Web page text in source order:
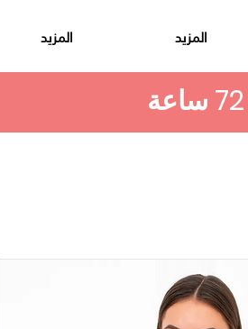
المزيد المزيد